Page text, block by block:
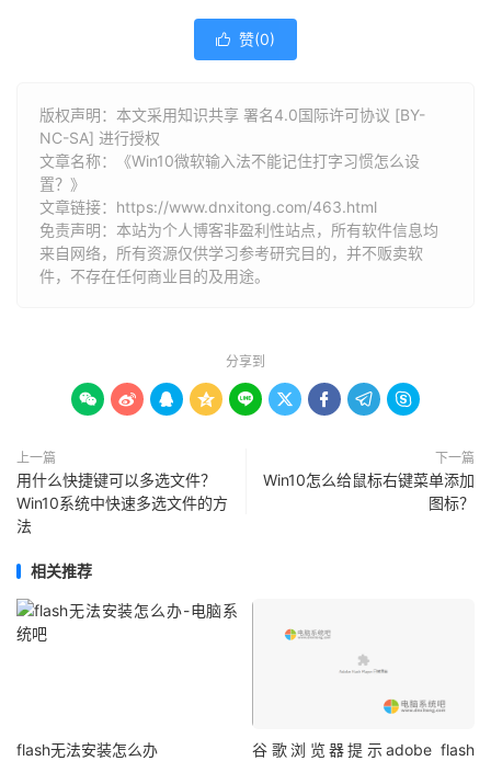
 赞(0)
版权声明：本文采用知识共享 署名4.0国际许可协议 [BY-
NC-SA] 进行授权
文章名称：《Win10微软输入法不能记住打字习惯怎么设
置？》
文章链接： https://www.dnxitong.com/463.html
免责声明：本站为个人博客非盈利性站点，所有软件信息均
来自网络，所有资源仅供学习参考研究目的，并不贩卖软
件，不存在任何商业目的及用途。
分享到
        
上一篇
用什么快捷键可以多选文件？
Win10系统中快速多选文件的方
法
下一篇
Win10怎么给鼠标右键菜单添加
图标？
相关推荐
flash无法安装怎么办
谷歌浏览器提示adobe flash